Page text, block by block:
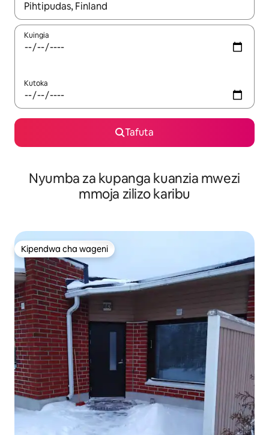
Wakati matokeo yanapatikana, vinjari kwa kutumia vitufe vya
Kuingia
Kutoka
Tafuta
Nyumba za kupanga kuanzia mwezi
mmoja zilizo karibu
Kipendwa cha wageni
Kipendwa cha wageni